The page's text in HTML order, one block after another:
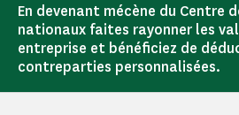
En devenant mécène du Centre
nationaux faites rayonner les
entreprise et bénéficiez de
contreparties personnalisées.